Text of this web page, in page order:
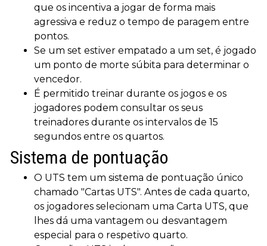
que os incentiva a jogar de forma mais
agressiva e reduz o tempo de paragem entre
pontos.
Se um set estiver empatado a um set, é jogado
um ponto de morte súbita para determinar o
vencedor.
É permitido treinar durante os jogos e os
jogadores podem consultar os seus
treinadores durante os intervalos de 15
segundos entre os quartos.
Sistema de pontuação
O UTS tem um sistema de pontuação único
chamado "Cartas UTS". Antes de cada quarto,
os jogadores selecionam uma Carta UTS, que
lhes dá uma vantagem ou desvantagem
especial para o respetivo quarto.